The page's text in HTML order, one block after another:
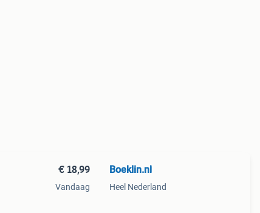
€ 18,99
Vandaag
Boeklin.nl
Heel Nederland